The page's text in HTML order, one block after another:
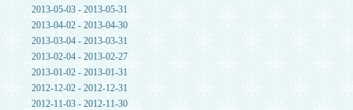
2013-05-03 - 2013-05-31
2013-04-02 - 2013-04-30
2013-03-04 - 2013-03-31
2013-02-04 - 2013-02-27
2013-01-02 - 2013-01-31
2012-12-02 - 2012-12-31
2012-11-03 - 2012-11-30